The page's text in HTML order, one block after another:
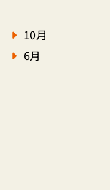
10月
6月